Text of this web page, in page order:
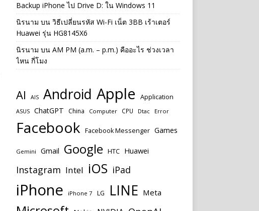
Backup iPhone ไป Drive D: ใน Windows 11
นิรนาม บน วิธีเปลี่ยนรหัส Wi-Fi เน็ต 3BB เร้าเตอร์
Huawei รุ่น HG8145X6
นิรนาม บน AM PM (a.m. – p.m.) คืออะไร ช่วงเวลา
ไหน กี่โมง
AI AIS Android Apple Application
ASUS ChatGPT China Computer CPU Dtac Error
Facebook Facebook Messenger Games
Gemini Gmail Google HTC Huawei
Instagram Intel iOS iPad
iPhone iPhone 7 LG LINE Meta